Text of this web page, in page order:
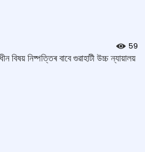
59
বিষয় নিষ্পত্তিৰ বাবে গুৱাহাটী উচ্চ ন্যায়ালয়